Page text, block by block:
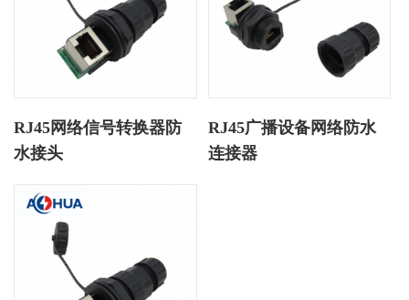
RJ45网络信号转换器防
水接头
RJ45广播设备网络防水
连接器